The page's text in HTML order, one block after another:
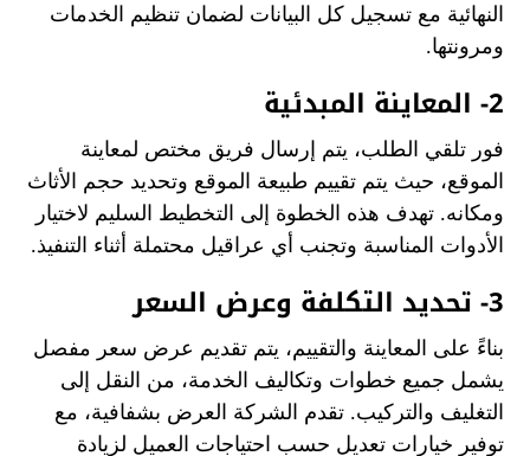
النهائية مع تسجيل كل البيانات لضمان تنظيم الخدمات
ومرونتها.
2- المعاينة المبدئية
فور تلقي الطلب، يتم إرسال فريق مختص لمعاينة
الموقع، حيث يتم تقييم طبيعة الموقع وتحديد حجم الأثاث
ومكانه. تهدف هذه الخطوة إلى التخطيط السليم لاختيار
الأدوات المناسبة وتجنب أي عراقيل محتملة أثناء التنفيذ.
3- تحديد التكلفة وعرض السعر
بناءً على المعاينة والتقييم، يتم تقديم عرض سعر مفصل
يشمل جميع خطوات وتكاليف الخدمة، من النقل إلى
التغليف والتركيب. تقدم الشركة العرض بشفافية، مع
توفير خيارات تعديل حسب احتياجات العميل لزيادة